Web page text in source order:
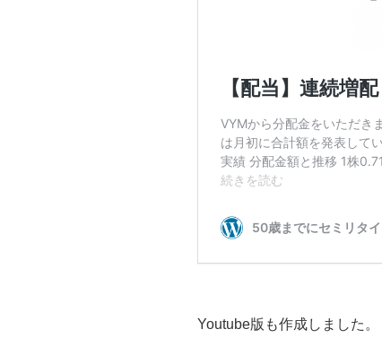
Youtube版も作成しました。